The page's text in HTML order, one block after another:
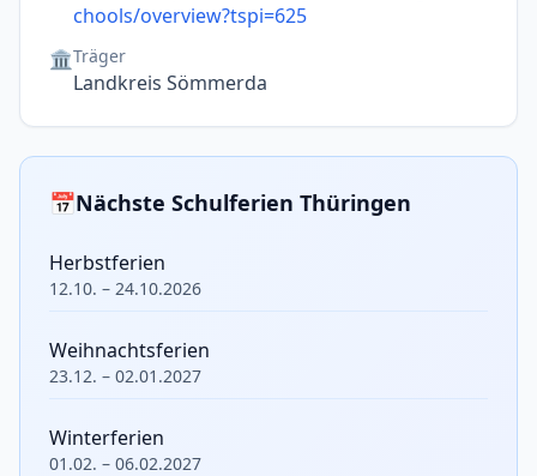
chools/overview?tspi=625
🏛️Träger
Landkreis Sömmerda
📅Nächste Schulferien Thüringen
Herbstferien
12.10. – 24.10.2026
Weihnachtsferien
23.12. – 02.01.2027
Winterferien
01.02. – 06.02.2027